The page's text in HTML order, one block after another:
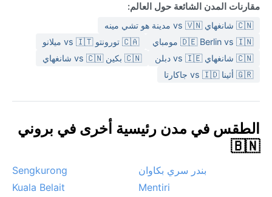
مقارنات المدن الشائعة حول العالم:
🇨🇳 شانغهاي vs 🇻🇳 مدينة هو تشي مينه
🇩🇪 Berlin vs 🇮🇳 مومباي
🇨🇦 تورونتو vs 🇮🇹 ميلانو
🇨🇳 شانغهاي vs 🇮🇪 دبلن
🇨🇳 بكين vs 🇨🇳 شانغهاي
🇬🇷 أثينا vs 🇮🇩 جاكارتا
الطقس في مدن رئيسية أخرى في بروني
🇧🇳
بندر سري بكاوان
Sengkurong
Mentiri
Kuala Belait